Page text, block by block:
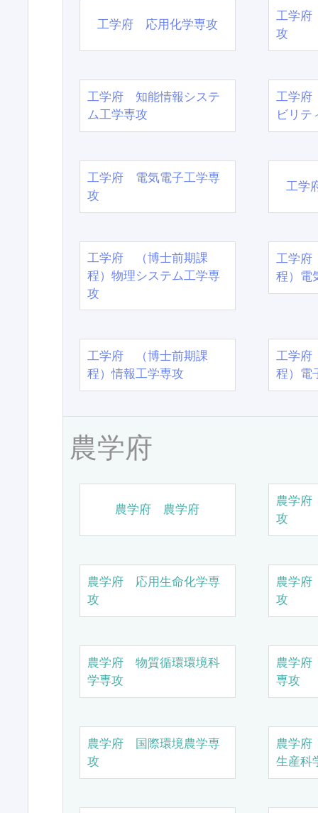
工学府 応用化学専攻
工学府
攻
工学府 知能情報システ
ム工学専攻
工学府
ビリテ
工学府 電気電子工学専
攻
工学
工学府 （博士前期課
程）物理システム工学専
攻
工学
程）電
工学府 （博士前期課
程）情報工学専攻
工学
程）電
農学府
農学府 農学府
農学
攻
農学府 応用生命化学専
攻
農学
攻
農学府 物質循環環境科
学専攻
農学
専攻
農学府 国際環境農学専
攻
農学
生産科